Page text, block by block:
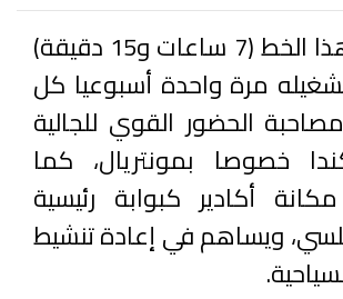
وسيساهم هذا الخط (7 ساعات و15 دقيقة)
مرة واحدة أسبوعيا كل
الحضور القوي للجالية
خصوصا بمونتريال، كما
أكادير كبوابة رئيسية
ويساهم في إعادة تنشيط